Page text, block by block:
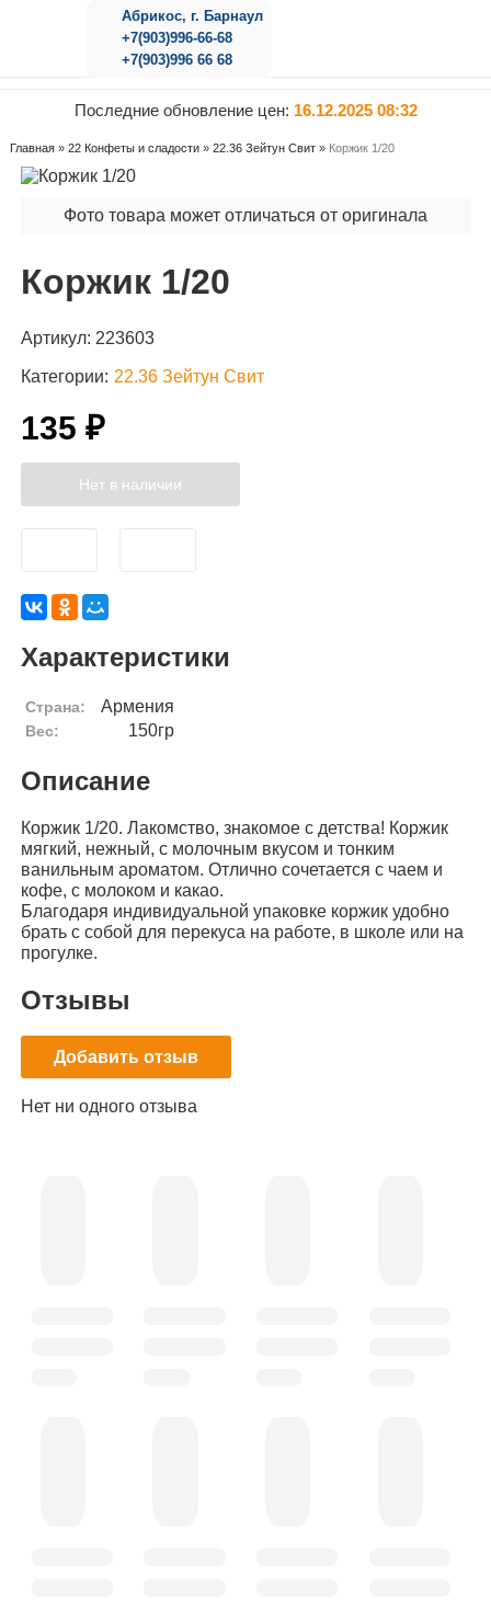
Абрикос, г. Барнаул
+7(903)996-66-68
+7(903)996 66 68
Последние обновление цен: 16.12.2025 08:32
Главная» 22 Конфеты и сладости» 22.36 Зейтун Свит» Коржик 1/20
Фото товара может отличаться от оригинала
Коржик 1/20
Артикул: 223603
Категории: 22.36 Зейтун Свит
135 ₽
Нет в наличии
Характеристики
Страна: Армения
Вес: 150гр
Описание
Коржик 1/20. Лакомство, знакомое с детства! Коржик
мягкий, нежный, с молочным вкусом и тонким
ванильным ароматом. Отлично сочетается с чаем и
кофе, с молоком и какао.
Благодаря индивидуальной упаковке коржик удобно
брать с собой для перекуса на работе, в школе или на
прогулке.
Отзывы
Добавить отзыв
Нет ни одного отзыва